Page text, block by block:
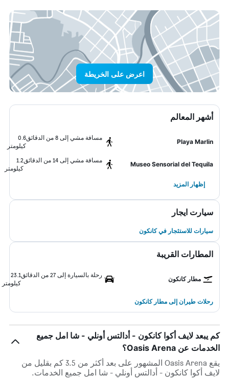
اعرض على الخريطة
أشهر المعالم
Playa Marlin
مسافة مشي إلى 8 من الدقائق
0.6
كيلومتر
Museo Sensorial del Tequila
مسافة مشي إلى 14 من الدقائق
1.2
كيلومتر
إظهار المزيد
سيارت ايجار
سيارات للاستئجار في كانكون
المطارات القريبة
مطار كانكون
رحلة بالسيارة إلى 27 من الدقائق
23.1
كيلومتر
رحلات طيران إلى مطار كانكون
كم يبعد لايف أكوا كانكون - أدالتس أونلي - شا امل جميع
الخدمات عن Oasis Arena؟
يقع Oasis Arena المشهور على بعد أكثر من 3.5 كم بقليل من
لايف أكوا كانكون - أدالتس أونلي - شا امل جميع الخدمات.